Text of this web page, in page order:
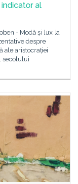
al
- Modă și lux la
despre
ale aristocrației
secolului